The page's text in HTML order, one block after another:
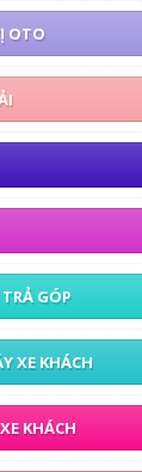
OTO
GÓP
XE KHÁCH
KHÁCH